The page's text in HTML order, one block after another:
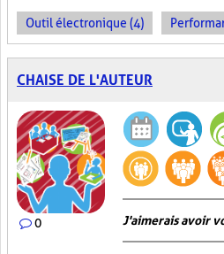
Outil électronique (4)
CHAISE DE L'AUTEUR
0 J'aimerais avoir